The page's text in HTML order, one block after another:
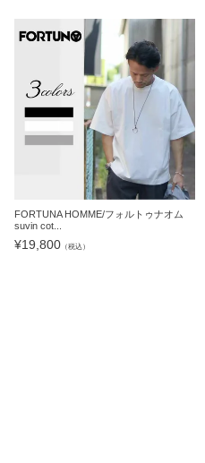
FORTUNA HOMME/フォルトゥナオム
suvin cot...
¥19,800 （税込）